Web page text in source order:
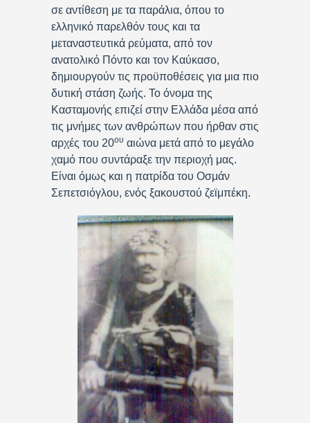
σε αντίθεση με τα παράλια, όπου το
ελληνικό παρελθόν τους και τα
μεταναστευτικά ρεύματα, από τον
ανατολικό Πόντο και τον Καύκασο,
δημιουργούν τις προϋποθέσεις για μια πιο
δυτική στάση ζωής. Το όνομα της
Κασταμονής επιζεί στην Ελλάδα μέσα από
τις μνήμες των ανθρώπων που ήρθαν στις
αρχές του 20ου αιώνα μετά από το μεγάλο
χαμό που συντάραξε την περιοχή μας.
Είναι όμως και η πατρίδα του Οσμάν
Σεπετσιόγλου, ενός ξακουστού ζεϊμπέκη.